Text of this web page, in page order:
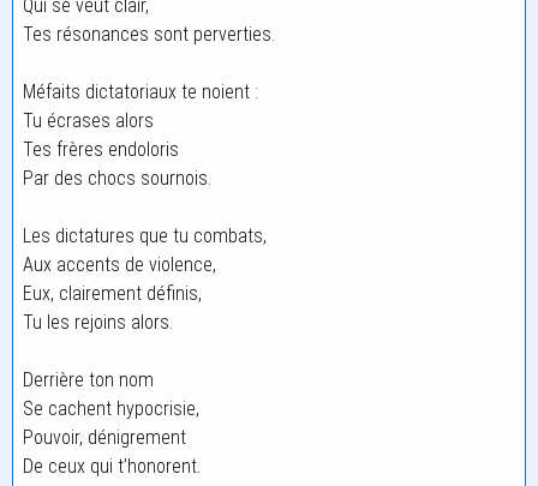
Qui se veut clair,
Tes résonances sont perverties.
Méfaits dictatoriaux te noient :
Tu écrases alors
Tes frères endoloris
Par des chocs sournois.
Les dictatures que tu combats,
Aux accents de violence,
Eux, clairement définis,
Tu les rejoins alors.
Derrière ton nom
Se cachent hypocrisie,
Pouvoir, dénigrement
De ceux qui t’honorent.